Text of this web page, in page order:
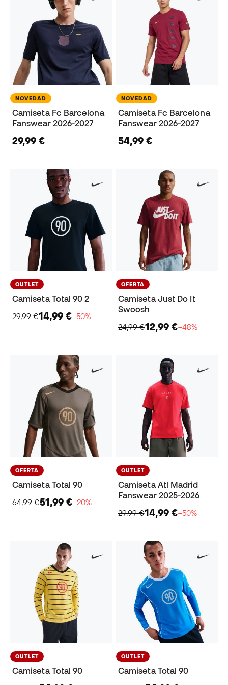
NOVEDAD
Camiseta Fc Barcelona
Fanswear 2026-2027
29,99 €
NOVEDAD
Camiseta Fc Barcelona
Fanswear 2026-2027
54,99 €
OUTLET
Camiseta Total 90 2
29,99 €14,99 €−50%
OFERTA
Camiseta Just Do It
Swoosh
24,99 €12,99 €−48%
OFERTA
Camiseta Total 90
64,99 €51,99 €−20%
OUTLET
Camiseta Atl Madrid
Fanswear 2025-2026
29,99 €14,99 €−50%
OUTLET
Camiseta Total 90
OUTLET
Camiseta Total 90